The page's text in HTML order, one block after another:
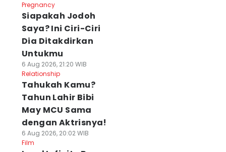
Pregnancy
Siapakah Jodoh
Saya? Ini Ciri-Ciri
Dia Ditakdirkan
Untukmu
6 Aug 2026, 21:20 WIB
Relationship
Tahukah Kamu?
Tahun Lahir Bibi
May MCU Sama
dengan Aktrisnya!
6 Aug 2026, 20:02 WIB
Film